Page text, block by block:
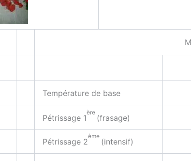
Tem­pé­ra­ture de base
Pétris­sage 1
ère
(fra­sage)
Pétris­sage 2
ème
(inten­sif)